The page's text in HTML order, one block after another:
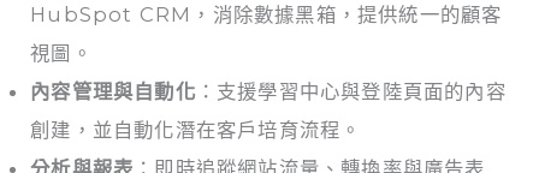
HubSpot CRM，消除數據黑箱，提供統一的顧客
視圖。
內容管理與自動化 ：支援學習中心與登陸頁面的內容
創建，並自動化潛在客戶培育流程。
分析與報表 ：即時追蹤網站流量、轉換率與廣告表